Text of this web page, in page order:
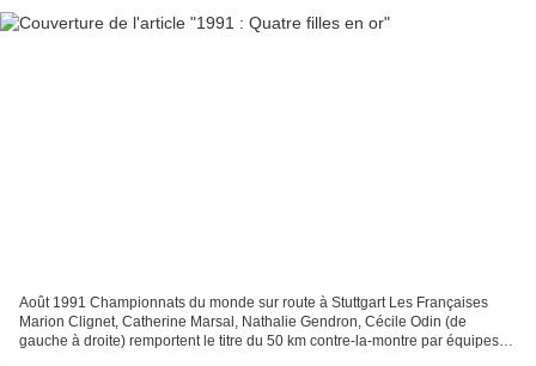
Août 1991 Championnats du monde sur route à Stuttgart Les Françaises
Marion Clignet, Catherine Marsal, Nathalie Gendron, Cécile Odin (de
gauche à droite) remportent le titre du 50 km contre-la-montre par équipes